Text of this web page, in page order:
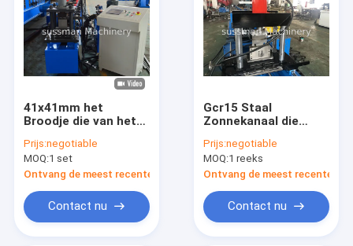
41x41mm het
Broodje die van het
met Hydraulisch
Ponsen vormen
Prijs:negotiable
MOQ:1 set
Ontvang de meest recente Prijs
Contact nu
Gcr15 Staal
Zonnekanaal die
na Knipsel maken
Prijs:negotiable
MOQ:1 reeks
Ontvang de meest recente
Contact nu